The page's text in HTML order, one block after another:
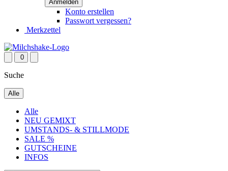
Konto erstellen
Passwort vergessen?
Merkzettel
0
Suche
Alle
Alle
NEU GEMIXT
UMSTANDS- & STILLMODE
SALE %
GUTSCHEINE
INFOS